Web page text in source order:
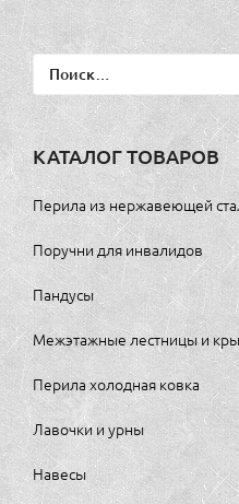
Найти:
КАТАЛОГ ТОВАРОВ
Перила из нержавеющей
Поручни для инвалидов
Пандусы
Межэтажные лестницы и
Перила холодная ковка
Лавочки и урны
Навесы